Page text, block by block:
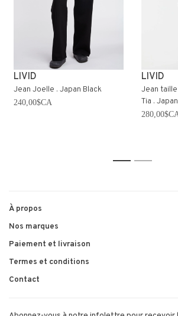
LIVID
Jean Joelle . Japan Black
240,00$CA
LIVID
Jean
Tia .
1 2
À propos
Nos marques
Paiement et livraison
Termes et conditions
Contact